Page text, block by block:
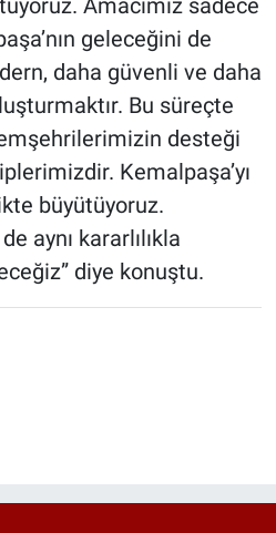
Amacımız sadece
geleceğini de
daha güvenli ve daha
Bu süreçte
desteği
Kemalpaşa’yı
büyütüyoruz.
aynı kararlılıkla
diye konuştu.